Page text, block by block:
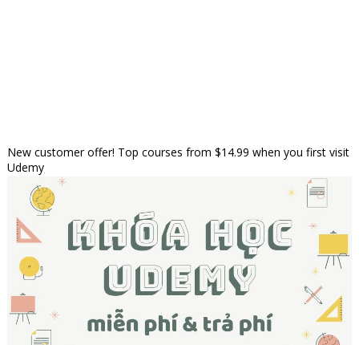
New customer offer! Top courses from $14.99 when you first visit
Udemy